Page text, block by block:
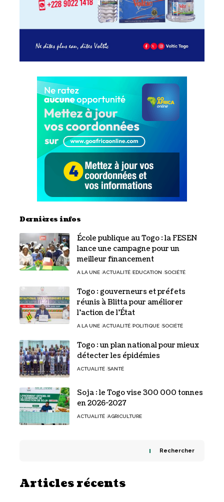
Dernières infos
École publique au Togo : la FESEN
lance une campagne pour un
meilleur financement
A LA UNE ACTUALITÉ EDUCATION SOCIÉTÉ
Togo : gouverneurs et préfets
réunis à Blitta pour améliorer
l’action de l’État
A LA UNE ACTUALITÉ POLITIQUE SOCIÉTÉ
Togo : un plan national pour mieux
détecter les épidémies
ACTUALITÉ SANTÉ
Soja : le Togo vise 300 000 tonnes
en 2026-2027
ACTUALITÉ AGRICULTURE
Rechercher
Articles récents